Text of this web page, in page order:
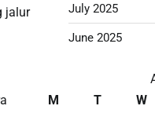
jalur
July 2025
June 2025
M
T W